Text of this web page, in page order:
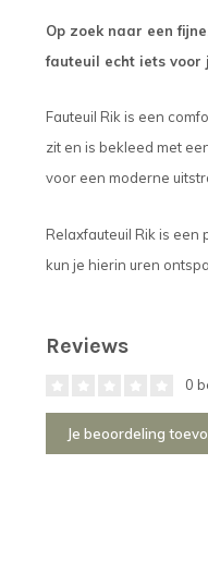
Op zoek naar een
fauteuil echt iets voor
Fauteuil Rik is een
zit en is bekleed met
voor een moderne
Relaxfauteuil Rik is
kun je hierin uren
Reviews
0
Je beoordeling